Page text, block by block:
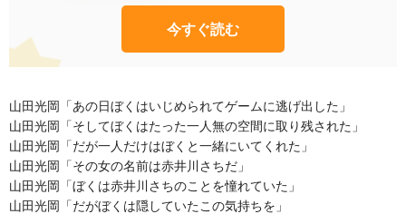
今すぐ読む
山田光岡「あの日ぼくはいじめられてゲームに逃げ出した」
山田光岡「そしてぼくはたった一人無の空間に取り残された」
山田光岡「だが一人だけはぼくと一緒にいてくれた」
山田光岡「その女の名前は赤井川さちだ」
山田光岡「ぼくは赤井川さちのことを憧れていた」
山田光岡「だがぼくは隠していたこの気持ちを」